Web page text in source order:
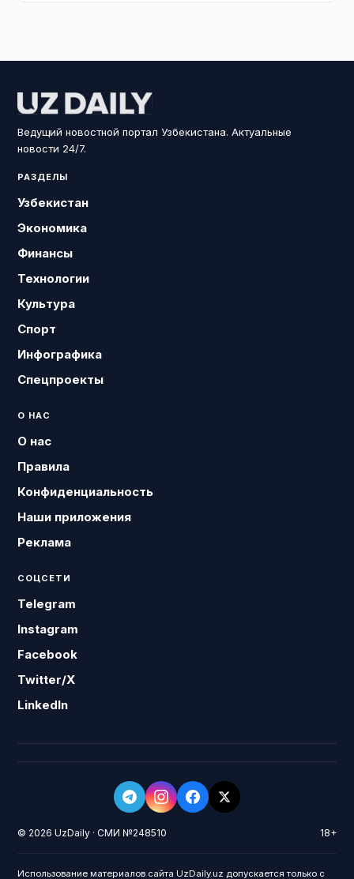
Ведущий новостной портал Узбекистана. Актуальные
новости 24/7.
РАЗДЕЛЫ
Узбекистан
Экономика
Финансы
Технологии
Культура
Спорт
Инфографика
Спецпроекты
О НАС
О нас
Правила
Конфиденциальность
Наши приложения
Реклама
СОЦСЕТИ
Telegram
Instagram
Facebook
Twitter/X
LinkedIn
© 2026 UzDaily · СМИ №248510 18+
Использование материалов сайта UzDaily.uz допускается только с